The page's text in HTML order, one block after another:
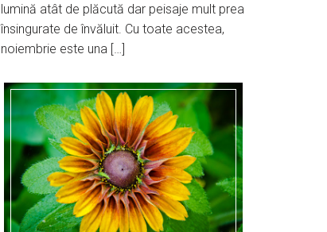
lumină atât de plăcută dar peisaje mult prea
însingurate de învăluit. Cu toate acestea,
noiembrie este una […]